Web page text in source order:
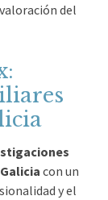
del
Galicia con un
y el